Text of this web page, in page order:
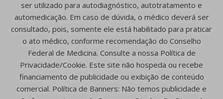
ser utilizado para autodiagnóstico, autotratamento e
automedicação. Em caso de dúvida, o médico deverá ser
consultado, pois, somente ele está habilitado para praticar
o ato médico, conforme recomendação do Conselho
Federal de Medicina. Consulte a nossa Política de
Privacidade/Cookie. Este site não hospeda ou recebe
financiamento de publicidade ou exibição de conteúdo
comercial. Política de Banners: Não temos publicidade e